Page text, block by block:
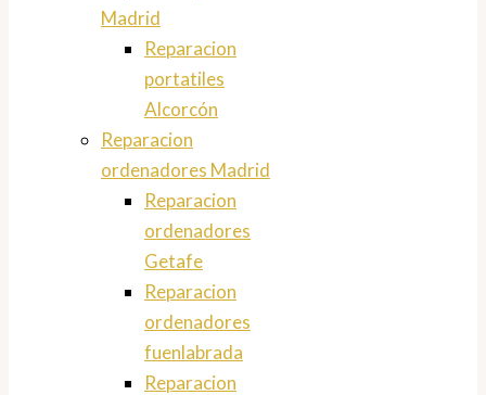
Madrid
Reparacion
portatiles
Alcorcón
Reparacion
ordenadores Madrid
Reparacion
ordenadores
Getafe
Reparacion
ordenadores
fuenlabrada
Reparacion